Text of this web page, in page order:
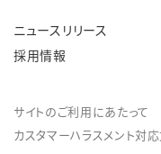
ニュースリリース
採用情報
サイトのご利用にあたって
カスタマーハラスメント対